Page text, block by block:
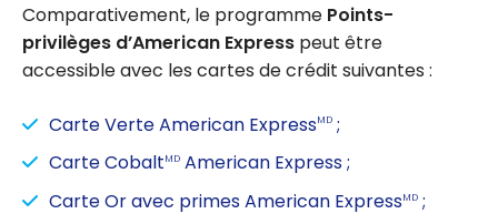
Comparativement, le programme Points-
privilèges d’American Express peut être
accessible avec les cartes de crédit suivantes :
Carte Verte American ExpressMD ;
Carte CobaltMD American Express ;
Carte Or avec primes American ExpressMD ;